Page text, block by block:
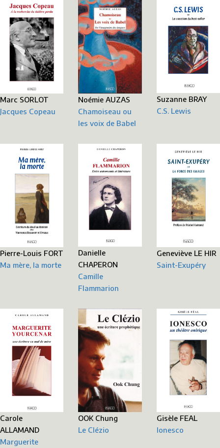
Marc SORLOT
Jacques Copeau
Noémie AUZAS
Chamoiseau ou
les voix de Babel
Suzanne BRAY
C.S. Lewis
Pierre-Louis FORT
Ma mère, la morte
Danielle
CHAPERON
Camille
Flammarion
Geneviève LE HIR
Saint-Exupéry
Carole
ALLAMAND
Marguerite
OOK Chung
Le Clézio
Gisèle FEAL
Ionesco